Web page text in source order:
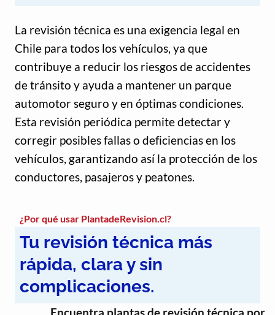
La revisión técnica es una exigencia legal en
Chile para todos los vehículos, ya que
contribuye a reducir los riesgos de accidentes
de tránsito y ayuda a mantener un parque
automotor seguro y en óptimas condiciones.
Esta revisión periódica permite detectar y
corregir posibles fallas o deficiencias en los
vehículos, garantizando así la protección de los
conductores, pasajeros y peatones.
¿Por qué usar PlantadeRevision.cl?
Tu revisión técnica más
rápida, clara y sin
complicaciones.
Encuentra plantas de revisión técnica por